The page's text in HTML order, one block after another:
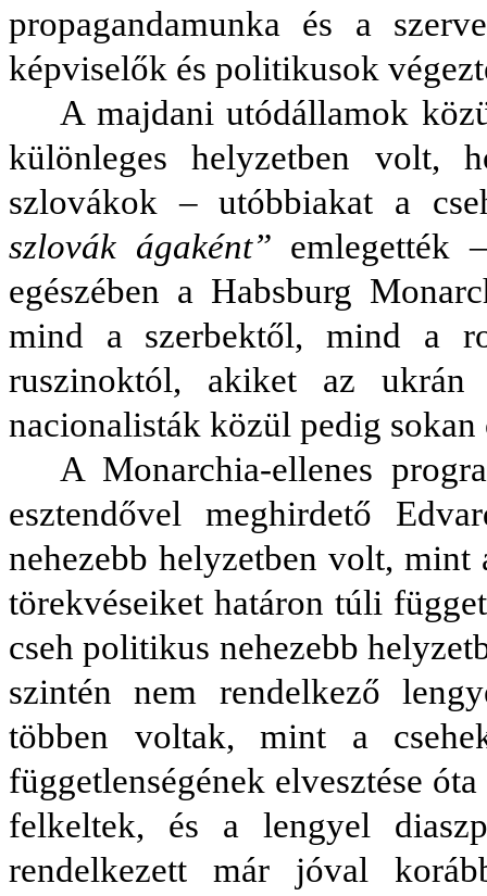
propagandamunka és a
képviselők és politikusok
A majdani utódállamok
különleges helyzetben volt,
szlovákok – utóbbiakat a
szlovák ágaként” emlegették
egészében a Habsburg
mind a szerbektől, mind a
ruszinoktól, akiket az ukrán
nacionalisták közül pedig
A Monarchia-ellenes
esztendővel meghirdető
nehezebb helyzetben volt, mint
törekvéseiket határon túli
cseh politikus nehezebb
szintén nem rendelkező
többen voltak, mint a
függetlenségének elvesztése
felkeltek, és a lengyel
rendelkezett már jóval